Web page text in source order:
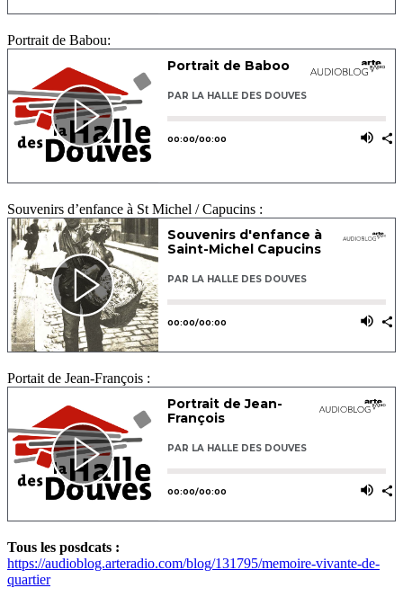
Portrait de Babou:
Souvenirs d’enfance à St Michel / Capucins :
Portait de Jean-François :
Tous les posdcats :
https://audioblog.arteradio.com/blog/131795/memoire-vivante-de-
quartier